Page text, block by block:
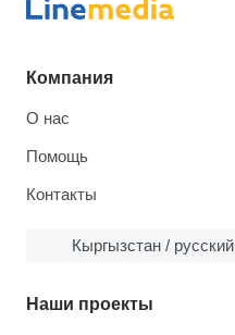
Компания
О нас
Помощь
Контакты
Кыргызстан / русский
Наши проекты